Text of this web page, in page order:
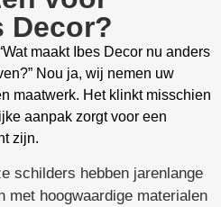
Decor?​
maakt Ibes Decor nu anders
Nou ja, wij nemen uw
maatwerk. Het klinkt misschien
aanpak zorgt voor een
zijn.
schilders hebben jarenlange
met hoogwaardige materialen